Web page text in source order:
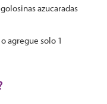
azucaradas
agregue solo 1